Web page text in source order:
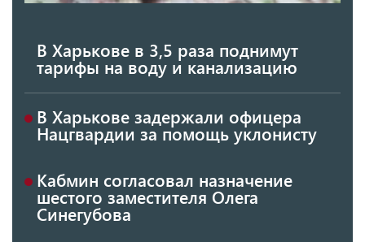
В Харькове в 3,5 раза поднимут
тарифы на воду и канализацию
В Харькове задержали офицера
Нацгвардии за помощь уклонисту
Кабмин согласовал назначение
шестого заместителя Олега
Синегубова